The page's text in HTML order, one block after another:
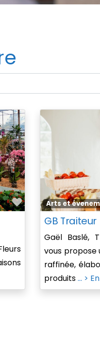
Favorite
Arts et
GB Traiteur
Gaël Baslé,
vous propose
raffinée,
produits... >